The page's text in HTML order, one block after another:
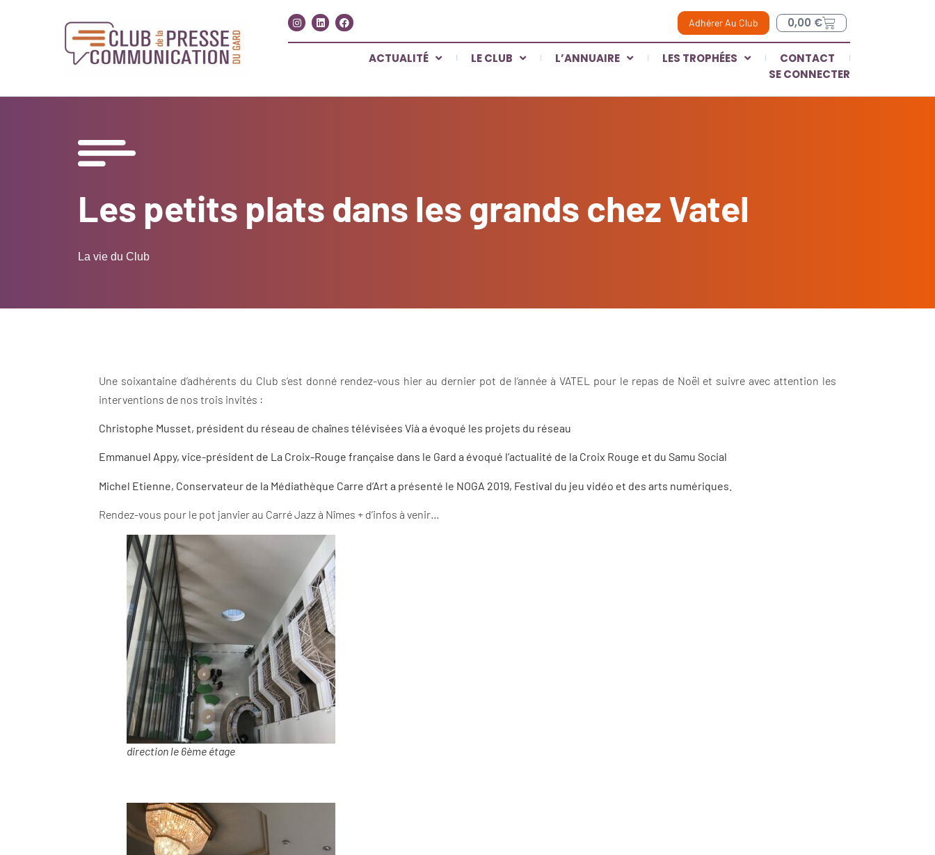
Adhérer Au Club 0,00 €
ACTUALITÉ LE CLUB L’ANNUAIRE LES TROPHÉES
CONTACT
SE CONNECTER
Les petits plats dans les grands chez Vatel
La vie du Club
Une soixantaine d’adhérents du Club s’est donné rendez-vous hier au dernier pot de l’année à VATEL pour le repas de Noël et suivre avec attention les
interventions de nos trois invités :
Christophe Musset, président du réseau de chaînes télévisées Vià a évoqué les projets du réseau
Emmanuel Appy, vice-président de La Croix-Rouge française dans le Gard a évoqué l’actualité de la Croix Rouge et du Samu Social
Michel Etienne, Conservateur de la Médiathèque Carre d’Art a présenté le NOGA 2019, Festival du jeu vidéo et des arts numériques.
Rendez-vous pour le pot janvier au Carré Jazz à Nîmes + d’infos à venir…
direction le 6ème étage